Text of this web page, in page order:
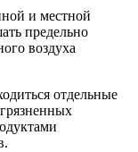
и местной
предельно
воздуха
отдельные